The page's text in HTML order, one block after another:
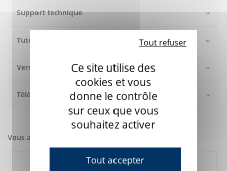
Support technique
Tutos vidéos
Version d'essai gratuite
Téléchargement
Vous aimerez aussi
Ce site utilise des
cookies et vous
donne le contrôle
sur ceux que vous
souhaitez activer
Tout accepter
Tout refuser